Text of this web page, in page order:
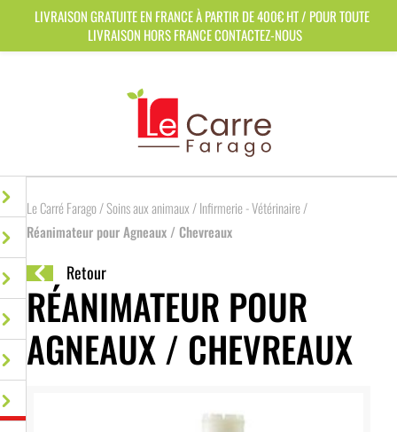
Le Carré Farago/Soins aux animaux /Infirmerie - Vétérinaire/
Réanimateur pour Agneaux / Chevreaux
Retour
RÉANIMATEUR POUR
AGNEAUX / CHEVREAUX
LIVRAISON GRATUITE EN FRANCE À PARTIR DE 400€ HT / POUR TOUTE
LIVRAISON HORS FRANCE CONTACTEZ-NOUS
Panneau de gestion des cookies